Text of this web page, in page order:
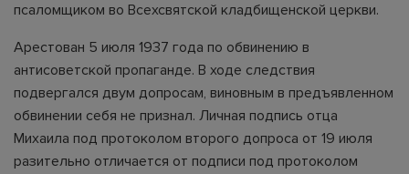
псаломщиком во Всехсвятской кладбищенской церкви.
Арестован 5 июля 1937 года по обвинению в
антисоветской пропаганде. В ходе следствия
подвергался двум допросам, виновным в предъявленном
обвинении себя не признал. Личная подпись отца
Михаила под протоколом второго допроса от 19 июля
разительно отличается от подписи под протоколом